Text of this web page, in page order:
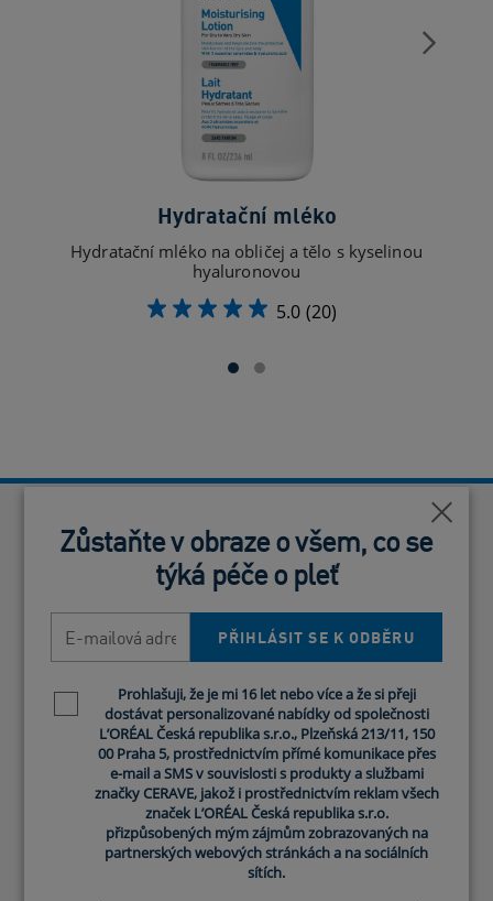
Hydratační mléko
Hydratační mléko na obličej a tělo s kyselinou
hyaluronovou
5.0 (20)
Blízko
Zůstaňte v obraze o všem, co se
týká péče o pleť
PŘIHLÁSIT SE K ODBĚRU
Newsletter policy
Prohlašuji, že je mi 16 let nebo více a že si přeji
dostávat personalizované nabídky od společnosti
L’ORÉAL Česká republika s.r.o., Plzeňská 213/11, 150
00 Praha 5, prostřednictvím přímé komunikace přes
e-mail a SMS v souvislosti s produkty a službami
značky CERAVE, jakož i prostřednictvím reklam všech
značek L’ORÉAL Česká republika s.r.o.
přizpůsobených mým zájmům zobrazovaných na
partnerských webových stránkách a na sociálních
sítích.
Neověřené recenze
Na našem webu můžete nalézt recenze našich
nejsou ověřené a nezaručujeme, že spotřebitelská
recenze pochází od spotřebitele, který daný
produkt použil nebo si jej zakoupil.
Podělte se s námi o názor
Povinná pole
Ohodnoťte produkt
Blízko
Zůstaňte v obraze o všem, co se
týká péče o pleť
PŘIHLÁSIT SE K ODBĚRU
Newsletter policy
Prohlašuji, že je mi 16 let nebo více a že si přeji
dostávat personalizované nabídky od společnosti
L’ORÉAL Česká republika s.r.o., Plzeňská 213/11, 150
00 Praha 5, prostřednictvím přímé komunikace přes
e-mail a SMS v souvislosti s produkty a službami
značky CERAVE, jakož i prostřednictvím reklam všech
značek L’ORÉAL Česká republika s.r.o.
přizpůsobených mým zájmům zobrazovaných na
partnerských webových stránkách a na sociálních
sítích.